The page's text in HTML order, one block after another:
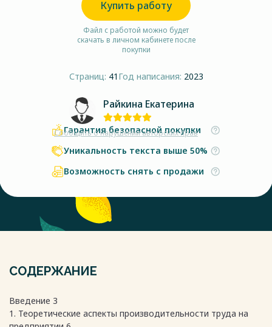
Купить работу
Файл с работой можно будет
скачать в личном кабинете после
покупки
Страниц: 41 Год написания: 2023
Райкина Екатерина
Сообщить о нарушении авторских прав
Гарантия безопасной покупки
Уникальность текста выше 50%
Возможность снять с продажи
СОДЕРЖАНИЕ
Введение 3
1. Теоретические аспекты производительности труда на